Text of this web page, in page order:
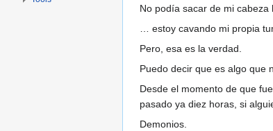
No podía sacar de mi
… estoy cavando mi propia
Pero, esa es la verdad.
Puedo decir que es algo que
Desde el momento de que
pasado ya diez horas, si
Demonios.